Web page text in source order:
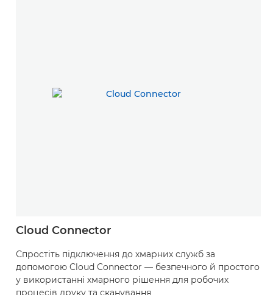
Cloud Connector
Спростіть підключення до хмарних служб за
допомогою Cloud Connector — безпечного й простого
у використанні хмарного рішення для робочих
процесів друку та сканування